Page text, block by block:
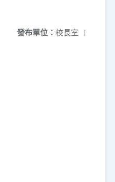
發布單位： 校長室 |